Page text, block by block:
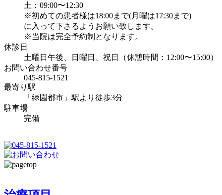
土：09:00〜12:30
※初めての患者様は18:00まで(月曜は17:30まで)
に入って下さるようお願い致します。
※当院は完全予約制となります。
休診日
土曜日午後、日曜日、祝日（休憩時間：12:00〜15:00）
お問い合わせ番号
045-815-1521
最寄り駅
「緑園都市」駅より徒歩3分
駐車場
完備